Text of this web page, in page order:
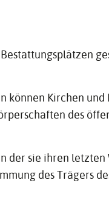
können Kirchen
des
der sie ihren letzten
des Trägers